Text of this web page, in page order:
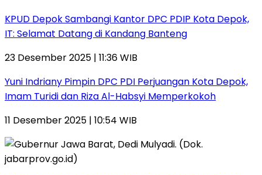
KPUD Depok Sambangi Kantor DPC PDIP Kota Depok,
IT: Selamat Datang di Kandang Banteng
23 Desember 2025 | 11:36 WIB
Yuni Indriany Pimpin DPC PDI Perjuangan Kota Depok,
Imam Turidi dan Riza Al-Habsyi Memperkokoh
11 Desember 2025 | 10:54 WIB